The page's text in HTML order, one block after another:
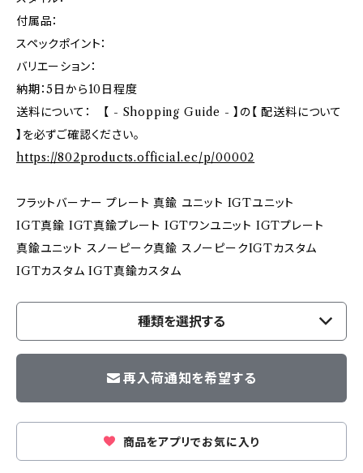
付属品：
スペックポイント：
バリエーション：
納期：5日から10日程度
送料について： 【 - Shopping Guide - 】の【 配送料について
】を必ずご確認ください。
https://802products.official.ec/p/00002
フラットバーナー プレート 真鍮 ユニット IGTユニット
IGT真鍮 IGT真鍮プレート IGTワンユニット IGTプレート
真鍮ユニット スノーピーク真鍮 スノーピークIGTカスタム
IGTカスタム IGT真鍮カスタム
種類を選択する
再入荷通知を希望する
商品をアプリでお気に入り